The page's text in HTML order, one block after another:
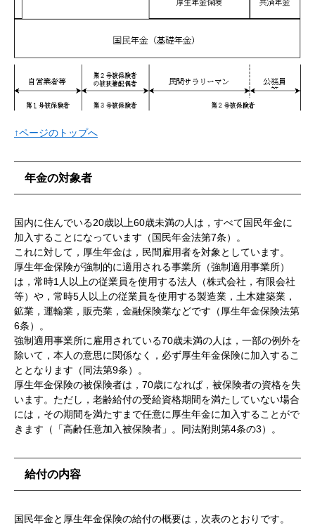
↑ページのトップへ
年金の対象者
国内に住んでいる20歳以上60歳未満の人は，すべて国民年金に
加入することになっています（国民年金法第7条）。
これに対して，厚生年金は，民間雇用者を対象としています。
厚生年金保険が強制的に適用される事業所（強制適用事業所）
は，常時1人以上の従業員を使用する法人（株式会社，有限会社
等）や，常時5人以上の従業員を使用する製造業，土木建築業，
鉱業，運輸業，販売業，金融保険業などです（厚生年金保険法第
6条）。
強制適用事業所に雇用されている70歳未満の人は，一部の例外を
除いて，本人の意思に関係なく，必ず厚生年金保険に加入するこ
ととなります（同法第9条）。
厚生年金保険の被保険者は，70歳になれば，被保険者の資格を失
います。ただし，老齢給付の受給資格期間を満たしていない場合
には，その期間を満たすまで任意に厚生年金に加入することがで
きます（「高齢任意加入被保険者」。同法附則第4条の3）。
給付の内容
国民年金と厚生年金保険の給付の概要は，次表のとおりです。